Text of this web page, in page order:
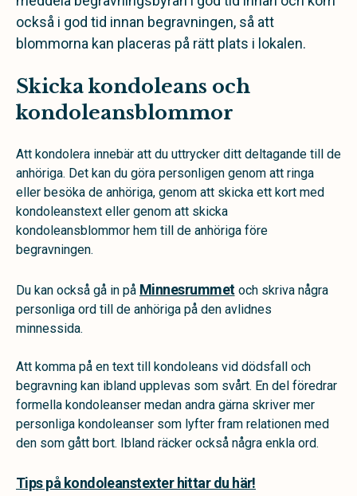
också i god tid innan begravningen, så att
blommorna kan placeras på rätt plats i lokalen.
Skicka kondoleans och
kondoleansblommor
Att kondolera innebär att du uttrycker ditt deltagande till de
anhöriga. Det kan du göra personligen genom att ringa
eller besöka de anhöriga, genom att skicka ett kort med
kondoleanstext eller genom att skicka
kondoleansblommor hem till de anhöriga före
begravningen.
Du kan också gå in på Minnesrummetoch skriva några
personliga ord till de anhöriga på den avlidnes
minnessida.
Att komma på en text till kondoleans vid dödsfall och
begravning kan ibland upplevas som svårt. En del föredrar
formella kondoleanser medan andra gärna skriver mer
personliga kondoleanser som lyfter fram relationen med
den som gått bort. Ibland räcker också några enkla ord.
Tips på kondoleanstexter hittar du här!